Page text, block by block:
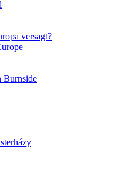
versagt?
Burnside